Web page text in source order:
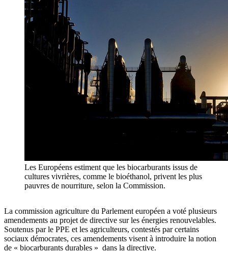
Les Européens estiment que les biocarburants issus de
cultures vivrières, comme le bioéthanol, privent les plus
pauvres de nourriture, selon la Commission.
La commission agriculture du Parlement européen a voté plusieurs
amendements au projet de directive sur les énergies renouvelables.
Soutenus par le PPE et les agriculteurs, contestés par certains
sociaux démocrates, ces amendements visent à introduire la notion
de « biocarburants durables » dans la directive.